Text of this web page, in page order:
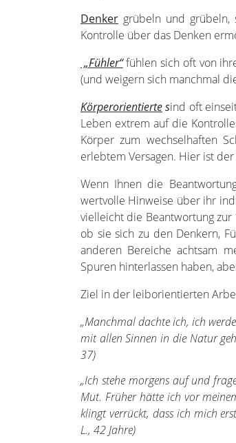
Denker grübeln und grübeln,
Kontrolle über das Denken
„Fühler“fühlen sich oft von
(und weigern sich manchmal
Körperorientiertesind oft
Leben extrem auf die
Körper zum wechselhaften
erlebtem Versagen. Hier ist
Wenn Ihnen die
wertvolle Hinweise über ihr
vielleicht die Beantwortung
ob sie sich zu den Denkern,
anderen Bereiche achtsam
Spuren hinterlassen haben,
Ziel in der leiborientierten
„Manchmal dachte ich, ich
mit allen Sinnen in die Natur
37)
„Ich stehe morgens auf und
Mut. Früher hätte ich vor
klingt verrückt, dass ich mich
L., 42 Jahre)